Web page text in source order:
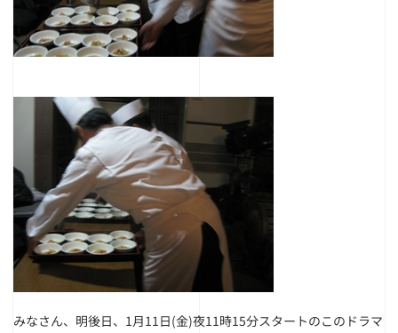
みなさん、明後日、1月11日(金)夜11時15分スタートのこのドラマ